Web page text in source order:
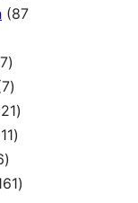
o
t
s
rp
4
d
t
87
9
7
p
r
o
d
77
p
r
d
3
2
p
111
p
7
6 1